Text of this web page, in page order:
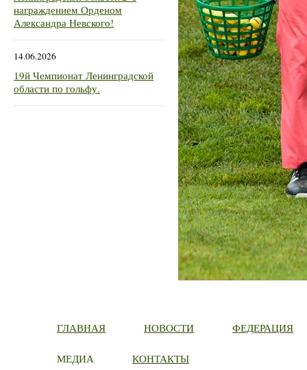
награждением Орденом
Александра Невского!
14.06.2026
19й Чемпионат Ленинградской
области по гольфу.
ГЛАВНАЯ НОВОСТИ ФЕДЕРАЦИЯ
МЕДИА КОНТАКТЫ